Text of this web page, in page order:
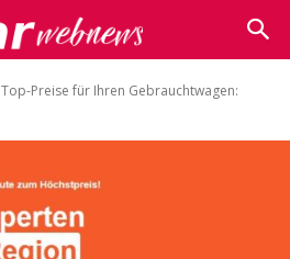
Top-Preise für Ihren Gebrauchtwagen: